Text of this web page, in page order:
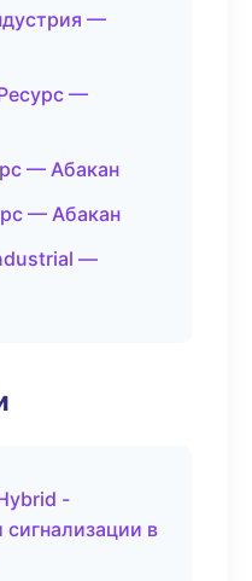
—
—
— Абакан
— Абакан
—
-
в